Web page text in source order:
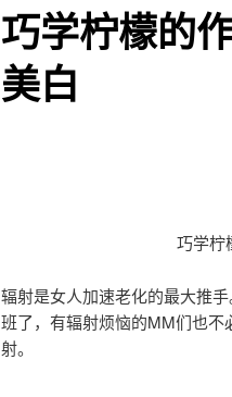
巧学柠檬的
美白
巧学柠
辐射是女人加速老化的最大推
班了，有辐射烦恼的MM们也
射。